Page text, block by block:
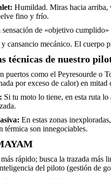
Humildad. Miras hacia arriba,
fino y frío.
sensación de «objetivo
cansancio mecánico. El cuerpo
técnicas de nuestro
puertos como el Peyresourde o
por exceso de calor) en mitad
Si tu moto lo tiene, en esta ruta
En estas zonas
térmica son innegociables.
rápido; busca la trazada más
del piloto (gestión de